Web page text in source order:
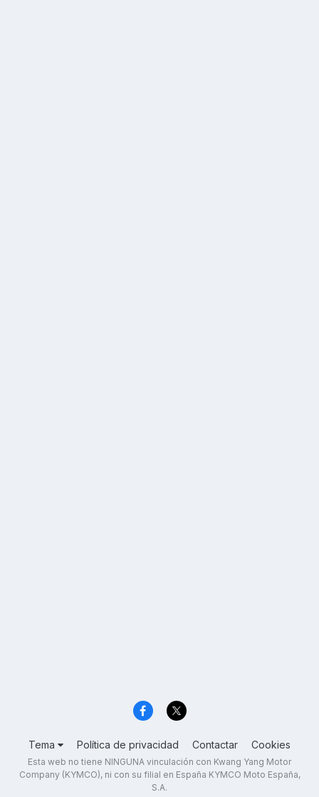
Tema Política de privacidad Contactar Cookies
Esta web no tiene NINGUNA vinculación con Kwang Yang Motor
Company (KYMCO), ni con su filial en España KYMCO Moto España,
S.A.